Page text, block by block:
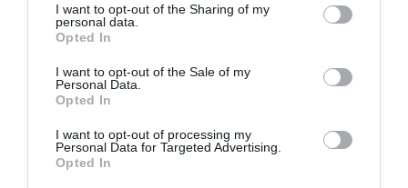
I want to opt-out of the Sharing of my
personal data.
Opted In
I want to opt-out of the Sale of my
Personal Data.
Opted In
I want to opt-out of processing my
Personal Data for Targeted Advertising.
Opted In